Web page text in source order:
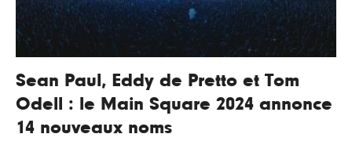
Sean Paul, Eddy de Pretto et Tom
Odell : le Main Square 2024 annonce
14 nouveaux noms